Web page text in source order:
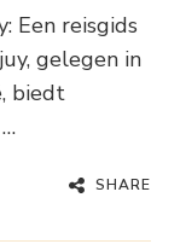
Een reisgids
gelegen in
biedt
SHARE